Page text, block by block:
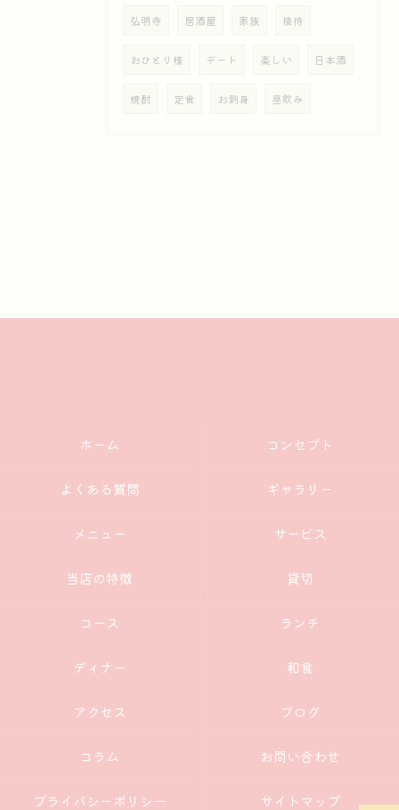
弘明寺 居酒屋 家族 接待
おひとり様 デート 楽しい 日本酒
焼酎 定食 お刺身 昼飲み
ホーム コンセプト
よくある質問 ギャラリー
メニュー サービス
当店の特徴 貸切
コース ランチ
ディナー 和食
アクセス ブログ
コラム お問い合わせ
プライバシーポリシー サイトマップ